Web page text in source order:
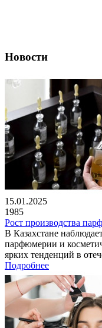
Новости
15.01.2025
1985
Рост производства
В Казахстане
парфюмерии и
ярких тенденций в
Подробнее